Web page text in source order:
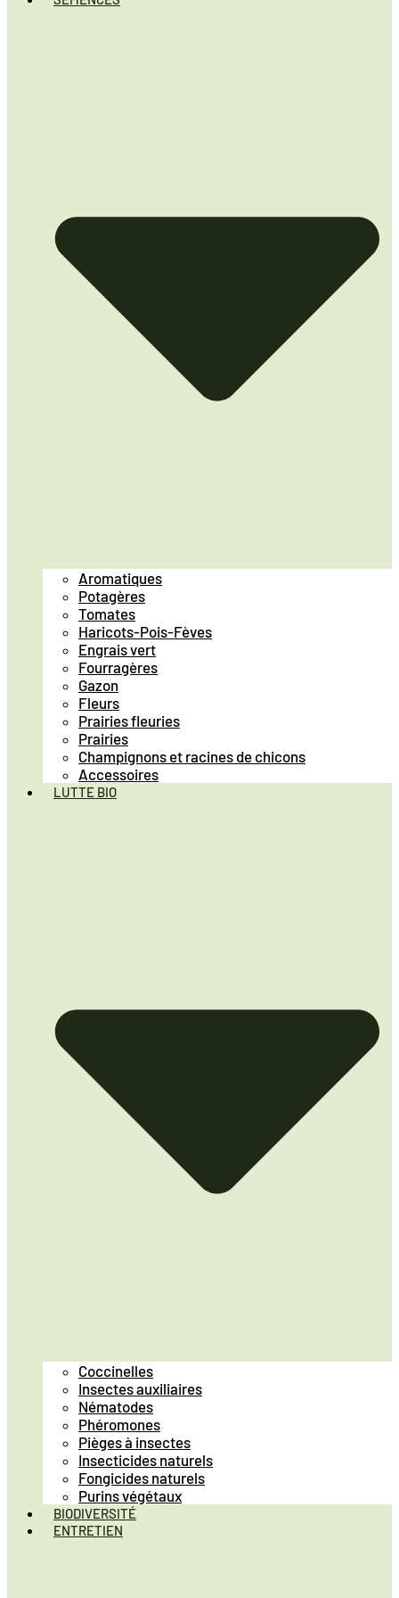
Aromatiques
Potagères
Tomates
Haricots-Pois-Fèves
Engrais vert
Fourragères
Gazon
Fleurs
Prairies fleuries
Prairies
Champignons et racines de chicons
Accessoires
LUTTE BIO
Coccinelles
Insectes auxiliaires
Nématodes
Phéromones
Pièges à insectes
Insecticides naturels
Fongicides naturels
Purins végétaux
BIODIVERSITÉ
ENTRETIEN